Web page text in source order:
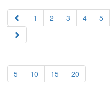
1 2 3 4 5
5 10 15 20